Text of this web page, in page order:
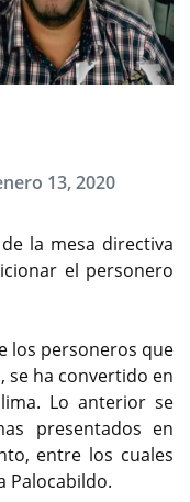
13, 2020
la mesa directiva
el personero
los personeros que
se ha convertido en
Lo anterior se
presentados en
entre los cuales
Palocabildo.